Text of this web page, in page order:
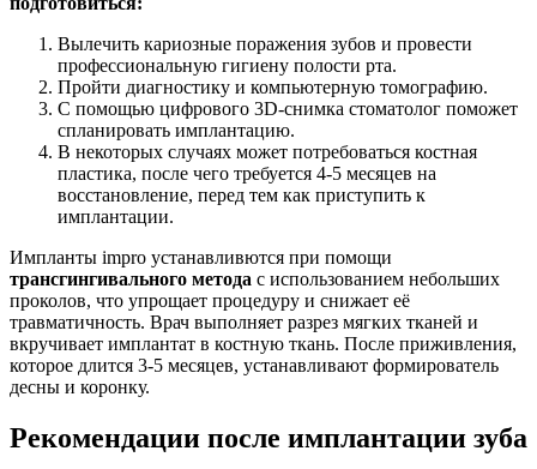
Вылечить кариозные поражения зубов и провести
профессиональную гигиену полости рта.
Пройти диагностику и компьютерную томографию.
С помощью цифрового 3D-снимка стоматолог поможет
спланировать имплантацию.
В некоторых случаях может потребоваться костная
пластика, после чего требуется 4-5 месяцев на
восстановление, перед тем как приступить к
имплантации.
Импланты impro устанавливются при помощи
трансгингивального метода с использованием небольших
проколов, что упрощает процедуру и снижает её
травматичность. Врач выполняет разрез мягких тканей и
вкручивает имплантат в костную ткань. После приживления,
которое длится 3-5 месяцев, устанавливают формирователь
десны и коронку.
Рекомендации после имплантации зуба